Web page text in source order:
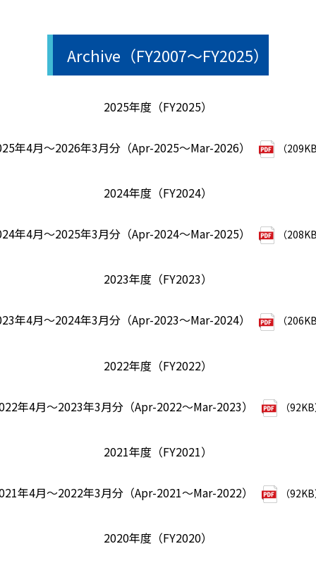
Archive（FY2007～FY2025）
2025年度（FY2025）
年4月～2026年3月分（Apr-2025～Mar-2026） （
2024年度（FY2024）
年4月～2025年3月分（Apr-2024～Mar-2025） （
2023年度（FY2023）
年4月～2024年3月分（Apr-2023～Mar-2024） （
2022年度（FY2022）
年4月～2023年3月分（Apr-2022～Mar-2023） （
2021年度（FY2021）
年4月～2022年3月分（Apr-2021～Mar-2022） （
2020年度（FY2020）